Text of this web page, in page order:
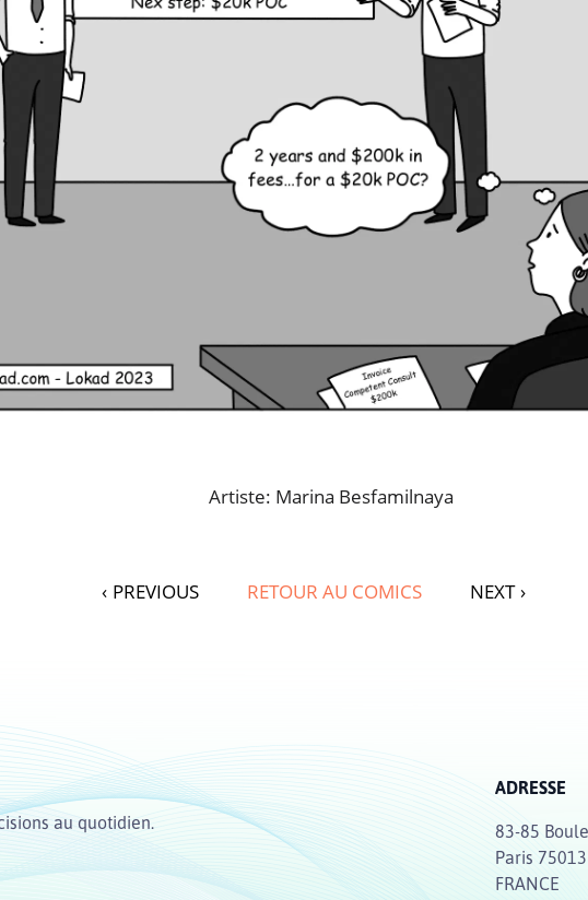
Artiste: Marina Besfamilnaya
‹ PREVIOUS RETOUR AU COMICS NEXT ›
au quotidien.
ADRESSE
83-85
Paris 75013
FRANCE